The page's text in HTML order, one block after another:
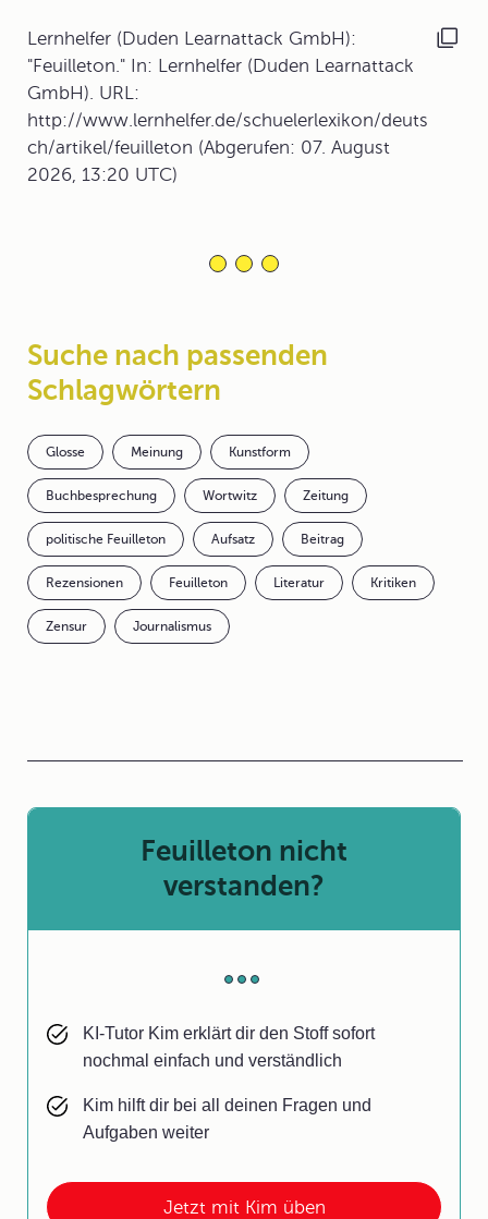
Lernhelfer (Duden Learnattack GmbH):
"Feuilleton." In: Lernhelfer (Duden Learnattack
GmbH). URL:
http://www.lernhelfer.de/schuelerlexikon/deuts
ch/artikel/feuilleton (Abgerufen: 07. August
2026, 13:20 UTC)
Suche nach passenden
Schlagwörtern
Glosse Meinung Kunstform
Buchbesprechung Wortwitz Zeitung
politische Feuilleton Aufsatz Beitrag
Rezensionen Feuilleton Literatur Kritiken
Zensur Journalismus
Jetzt mit Kim üben
Feuilleton nicht
verstanden?
KI-Tutor Kim erklärt dir den Stoff sofort
nochmal einfach und verständlich
Kim hilft dir bei all deinen Fragen und
Aufgaben weiter